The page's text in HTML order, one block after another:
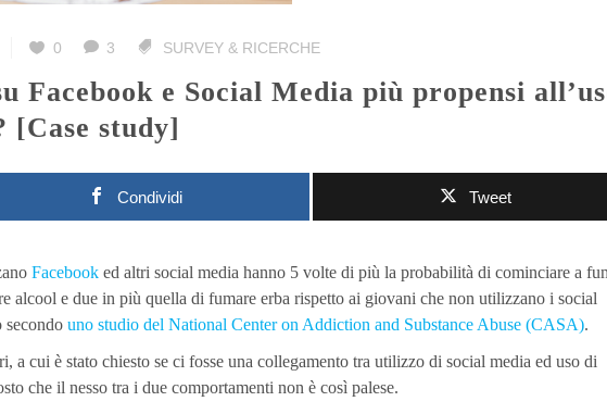
0 3 SURVEY & RICERCHE
[Case study]
Condividi Tweet
Facebook ed altri social media hanno 5 volte di più la probabilità di cominciare a
alcool e due in più quella di fumare erba rispetto ai giovani che non utilizzano i social
secondo uno studio del National Center on Addiction and Substance Abuse (CASA).
a cui è stato chiesto se ci fosse una collegamento tra utilizzo di social media ed uso di
che il nesso tra i due comportamenti non è così palese.